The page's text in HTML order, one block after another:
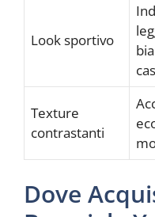
Look sportivo
Texture
contrastanti
Dove